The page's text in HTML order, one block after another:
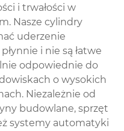
i trwałości w
Nasze cylindry
uderzenie
i nie są łatwe
odpowiednie do
o wysokich
Niezależnie od
budowlane, sprzęt
systemy automatyki